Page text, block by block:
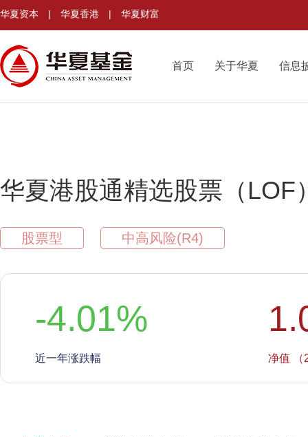
华夏资本 | 华夏香港 | 华夏财富
首页 关于华夏 信息
华夏港股通精选股票（LOF
股票型 中高风险(R4)
-4.01%
近一年涨跌幅 净值 （